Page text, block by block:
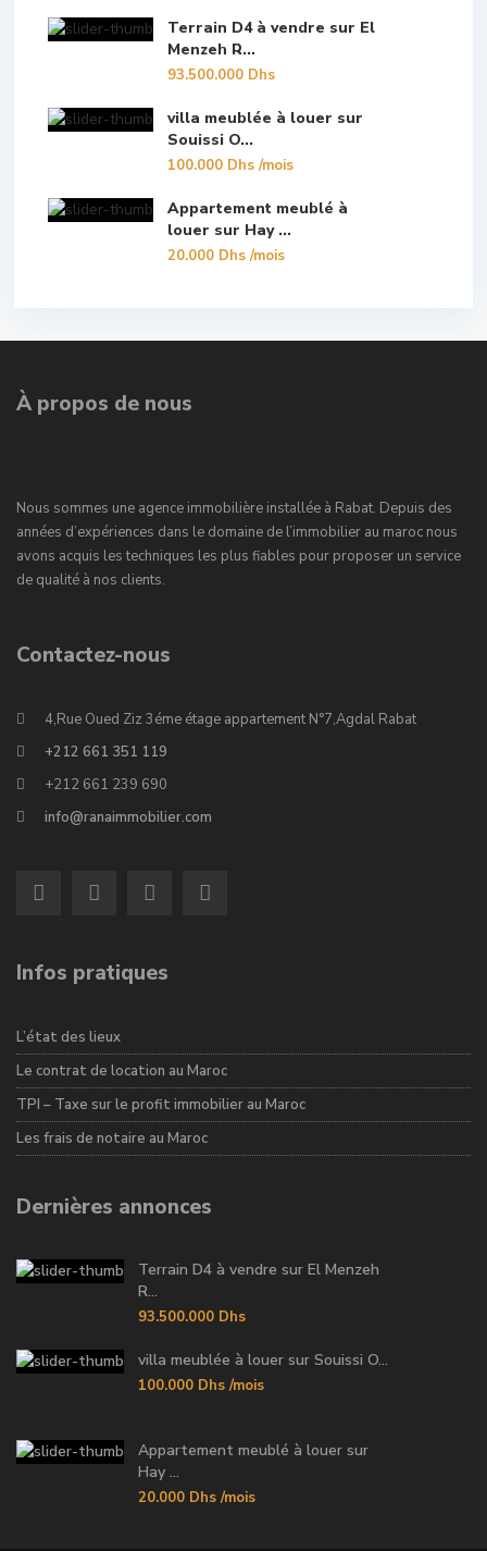
Terrain D4 à vendre sur El
Menzeh R...
93.500.000 Dhs
villa meublée à louer sur
Souissi O...
100.000 Dhs/mois
Appartement meublé à
louer sur Hay ...
20.000 Dhs/mois
À propos de nous
Nous sommes une agence immobilière installée à Rabat. Depuis des
années d’expériences dans le domaine de l’immobilier au maroc nous
avons acquis les techniques les plus fiables pour proposer un service
de qualité à nos clients.
Contactez-nous
4,Rue Oued Ziz 3éme étage appartement N°7,Agdal Rabat
+212 661 351 119
+212 661 239 690
info@ranaimmobilier.com
Infos pratiques
L’état des lieux
Le contrat de location au Maroc
TPI – Taxe sur le profit immobilier au Maroc
Les frais de notaire au Maroc
Dernières annonces
Terrain D4 à vendre sur El Menzeh
R...
93.500.000 Dhs
villa meublée à louer sur Souissi O...
100.000 Dhs /mois
Appartement meublé à louer sur
Hay ...
20.000 Dhs /mois